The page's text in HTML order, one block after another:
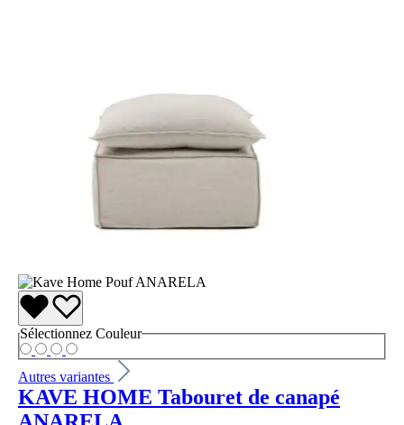
Sélectionnez Couleur
Autres variantes
KAVE HOME Tabouret de canapé